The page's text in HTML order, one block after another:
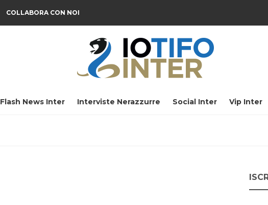
COLLABORA CON NOI
Flash News Inter Interviste Nerazzurre Social Inter Vip Inter